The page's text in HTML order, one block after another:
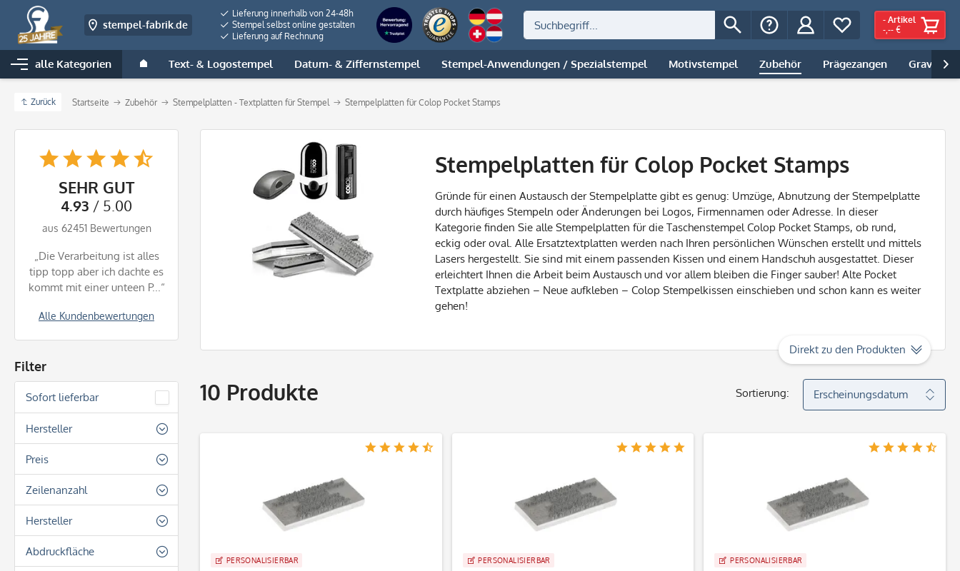
stempel-fabrik.de
Lieferung innerhalb von 24-48h
Stempel selbst online gestalten
Lieferung auf Rechnung
- Artikel
-,-- €
alle Kategorien Text- & Logostempel Datum- & Ziffernstempel Stempel-Anwendungen / Spezialstempel Motivstempel Zubehör Prägezangen Gravur |

Zurück Startseite Zubehör Stempelplatten - Textplatten für Stempel Stempelplatten für Colop Pocket Stamps
SEHR GUT
4.93 / 5.00
aus 62451 Bewertungen
Alle Kundenbewertungen
„Die Verarbeitung ist alles
tipp topp aber ich dachte es
kommt mit einer unteen P...“
Filter
Sofort lieferbar
Hersteller
Colop
Preis
von7,20 €bis19,70 €
Zeilenanzahl
3 Zeilen
4 Zeilen
Hersteller
Colop
Abdruckfläche
Stempelplatten für Colop Pocket Stamps
Gründe für einen Austausch der Stempelplatte gibt es genug: Umzüge, Abnutzung der Stempelplatte
durch häufiges Stempeln oder Änderungen bei Logos, Firmennamen oder Adresse. In dieser
Kategorie finden Sie alle Stempelplatten für die Taschenstempel Colop Pocket Stamps, ob rund,
eckig oder oval. Alle Ersatztextplatten werden nach Ihren persönlichen Wünschen erstellt und mittels
Lasers hergestellt. Sie sind mit einem passenden Kissen und einem Handschuh ausgestattet. Dieser
erleichtert Ihnen die Arbeit beim Austausch und vor allem bleiben die Finger sauber! Alte Pocket
Textplatte abziehen – Neue aufkleben – Colop Stempelkissen einschieben und schon kann es weiter
gehen!
Direkt zu den Produkten
10 Produkte Sortierung:
PERSONALISIERBAR PERSONALISIERBAR PERSONALISIERBAR